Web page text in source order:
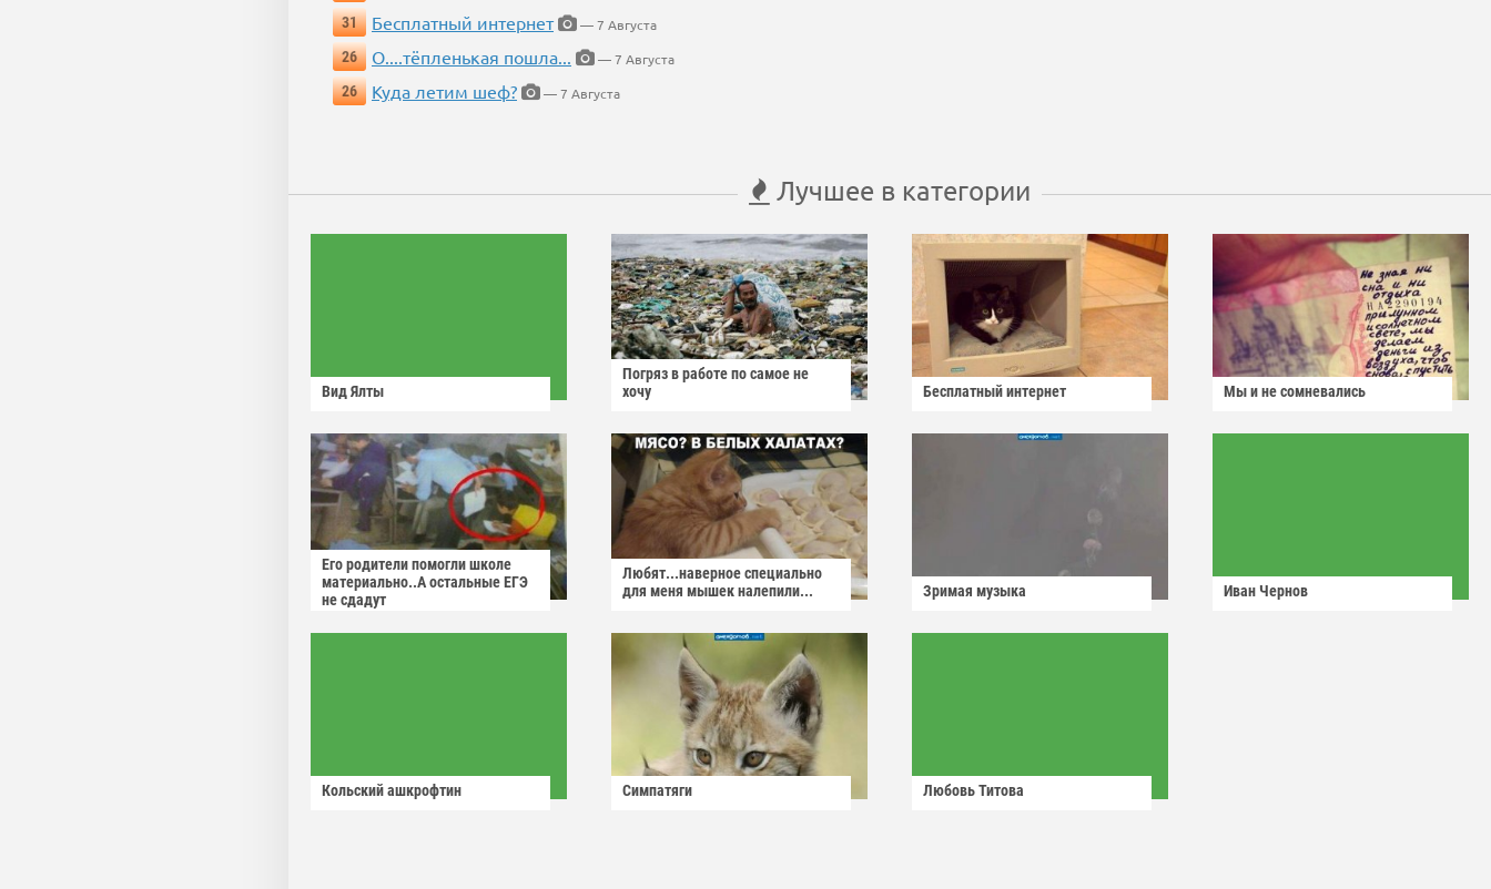
31
Бесплатный интернет
— 7 Августа
26
О....тёпленькая пошла...
— 7 Августа
26
Куда летим шеф? — 7 Августа
Лучшее в категории
Вид Ялты
Погряз в работе по самое не
хочу
Бесплатный интернет Мы и не сомневались
Его родители помогли школе
материально..А остальные ЕГЭ
не сдадут
Любят...наверное специально
для меня мышек налепили...
Зримая музыка Иван Чернов
Кольский ашкрофтин Симпатяги Любовь Титова